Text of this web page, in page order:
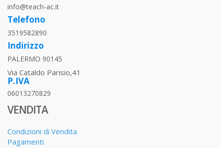
info@teach-ac.it
Telefono
3519582890
Indirizzo
PALERMO 90145
Via Cataldo Parisio,41
P.IVA
06013270829
VENDITA
Condizioni di Vendita
Pagamenti